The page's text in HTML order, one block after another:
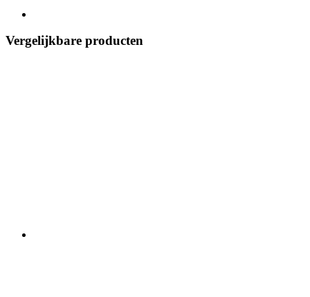
Vergelijkbare producten